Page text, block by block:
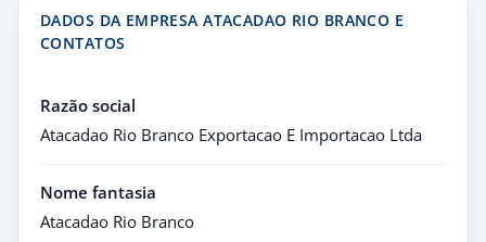
DADOS DA EMPRESA ATACADAO RIO BRANCO E
CONTATOS
Razão social
Atacadao Rio Branco Exportacao E Importacao Ltda
Nome fantasia
Atacadao Rio Branco